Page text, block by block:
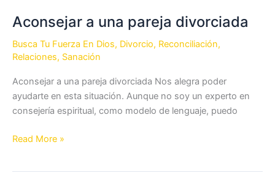
Aconsejar a una pareja divorciada
Busca Tu Fuerza En Dios, Divorcio, Reconciliación,
Relaciones, Sanación
Aconsejar a una pareja divorciada Nos alegra poder
ayudarte en esta situación. Aunque no soy un experto en
consejería espiritual, como modelo de lenguaje, puedo
Aconsejar
Read More »